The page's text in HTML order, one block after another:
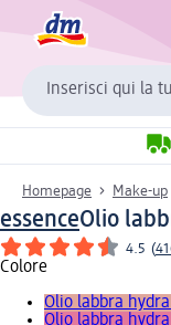
Inserisci qui la
Homepage Make-up
essenceOlio
4.5 (
Colore
Olio labbra
Olio labbra hydra